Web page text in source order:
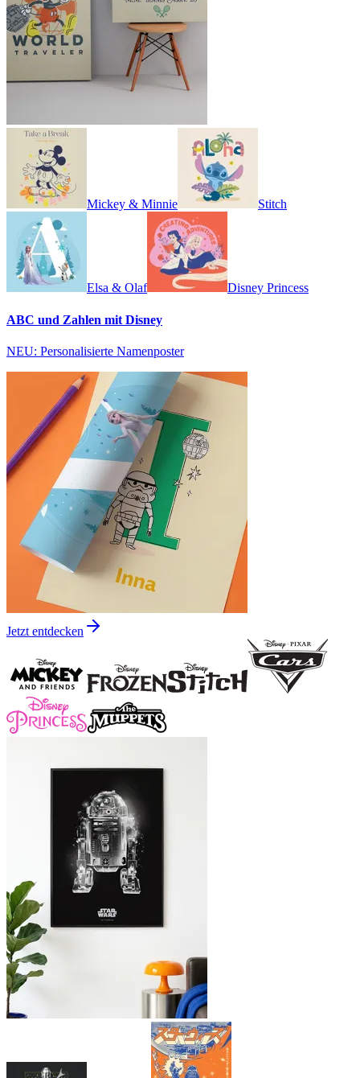
Mickey & Minnie Stitch
Elsa & Olaf Disney Princess
ABC und Zahlen mit Disney
NEU: Personalisierte Namenposter
Jetzt entdecken